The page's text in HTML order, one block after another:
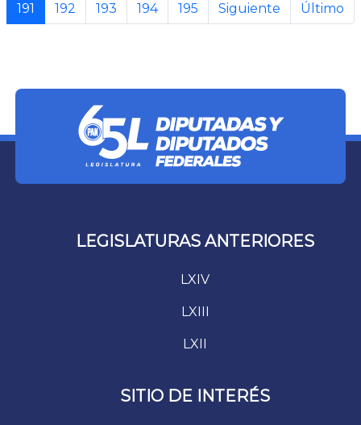
191
192 193 194 195 Siguiente Último
LEGISLATURAS ANTERIORES
LXIV
LXIII
LXII
SITIO DE INTERÉS